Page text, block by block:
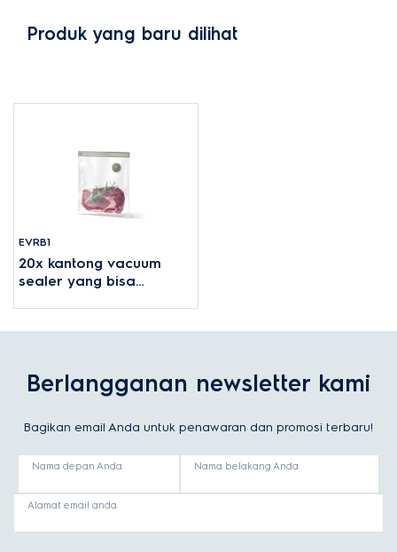
Produk yang baru dilihat
EVRB1
20x kantong vacuum
sealer yang bisa
Berlangganan newsletter kami
Bagikan email Anda untuk penawaran dan promosi terbaru!
Nama depan Anda Nama belakang Anda
Alamat email anda